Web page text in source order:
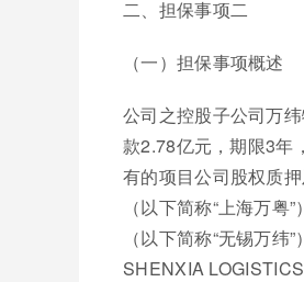
二、担保事项二
（一）担保事项概述
公司之控股子公司万
款2.78亿元，期限3年
有的项目公司股权质
（以下简称“上海万
（以下简称“无锡万
SHENXIA